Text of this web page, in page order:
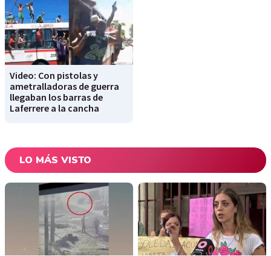
Video: Con pistolas y
ametralladoras de guerra
llegaban los barras de
Laferrere a la cancha
LO MÁS VISTO